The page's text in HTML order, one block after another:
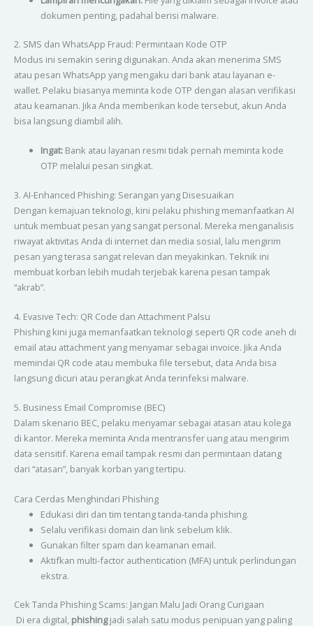
dokumen penting, padahal berisi malware.
2. SMS dan WhatsApp Fraud: Permintaan Kode OTP
Modus ini semakin sering digunakan. Anda akan menerima SMS
atau pesan WhatsApp yang mengaku dari bank atau layanan e-
wallet. Pelaku biasanya meminta kode OTP dengan alasan verifikasi
atau keamanan. Jika Anda memberikan kode tersebut, akun Anda
bisa langsung diambil alih.
Ingat:Bank atau layanan resmi tidak pernah meminta kode
OTP melalui pesan singkat.
3. AI-Enhanced Phishing: Serangan yang Disesuaikan
Dengan kemajuan teknologi, kini pelaku phishing memanfaatkan AI
untuk membuat pesan yang sangat personal. Mereka menganalisis
riwayat aktivitas Anda di internet dan media sosial, lalu mengirim
pesan yang terasa sangat relevan dan meyakinkan. Teknik ini
membuat korban lebih mudah terjebak karena pesan tampak
“akrab”.
4. Evasive Tech: QR Code dan Attachment Palsu
Phishing kini juga memanfaatkan teknologi seperti QR code aneh di
email atau attachment yang menyamar sebagai invoice. Jika Anda
memindai QR code atau membuka file tersebut, data Anda bisa
langsung dicuri atau perangkat Anda terinfeksi malware.
5. Business Email Compromise (BEC)
Dalam skenario BEC, pelaku menyamar sebagai atasan atau kolega
di kantor. Mereka meminta Anda mentransfer uang atau mengirim
data sensitif. Karena email tampak resmi dan permintaan datang
dari “atasan”, banyak korban yang tertipu.
Cara Cerdas Menghindari Phishing
Edukasi diri dan tim tentang tanda-tanda phishing.
Selalu verifikasi domain dan link sebelum klik.
Gunakan filter spam dan keamanan email.
Aktifkan multi-factor authentication (MFA) untuk perlindungan
ekstra.
Cek Tanda Phishing Scams: Jangan Malu Jadi Orang Curigaan
Di era digital, phishingjadi salah satu modus penipuan yang paling